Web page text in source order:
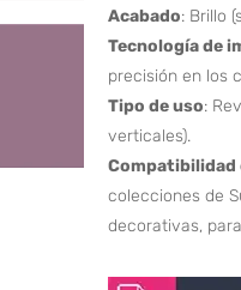
Acabado: Brillo
Tecnología de
precisión en los
Tipo de uso:
verticales).
Compatibilidad
colecciones de
decorativas,